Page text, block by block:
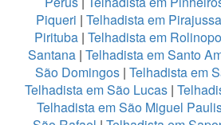
Piqueri | Telhadista em
Pirituba | Telhadista em
Santana| Telhadista em Santo
São Domingos | Telhadista em
Telhadista em São Lucas|
Telhadista em São Miguel